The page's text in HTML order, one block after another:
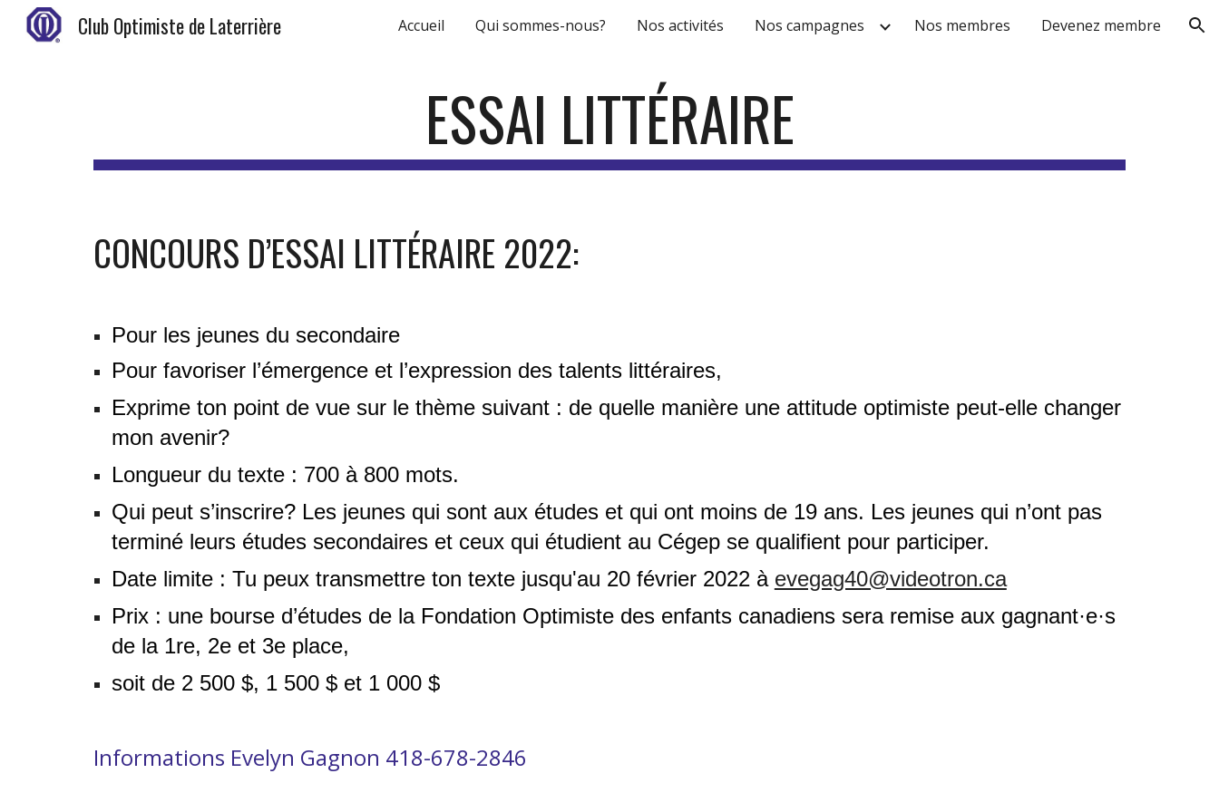
Skip to main content Skip to navigation
Club Optimiste de Laterrière Accueil Qui sommes-nous? Nos activités Nos campagnes Nos membres Devenez membre
ESSAI LITTÉRAIRE
CONCOURS D’ESSAI LITTÉRAIRE 2022:
Pour les jeunes du secondaire
Pour favoriser l’émergence et l’expression des talents littéraires,
Exprime ton point de vue sur le thème suivant : de quelle manière une attitude optimiste peut-elle changer
mon avenir?
Longueur du texte : 700 à 800 mots.
Qui peut s’inscrire? Les jeunes qui sont aux études et qui ont moins de 19 ans. Les jeunes qui n’ont pas
terminé leurs études secondaires et ceux qui étudient au Cégep se qualifient pour participer.
Date limite : Tu peux transmettre ton texte jusqu'au 20 février 2022 à evegag40@videotron.ca
Prix : une bourse d’études de la Fondation Optimiste des enfants canadiens sera remise aux gagnant·e·s
de la 1re, 2e et 3e place,
soit de 2 500 $, 1 500 $ et 1 000 $
Informations Evelyn Gagnon 418-678-2846